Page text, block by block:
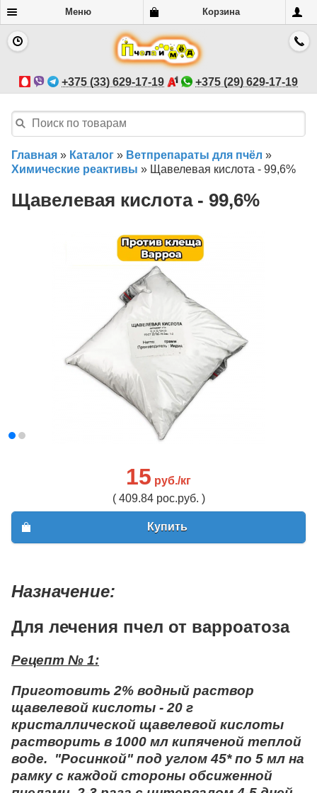
Меню Корзина
+375 (33) 629-17-19 +375 (29) 629-17-19
Главная » Каталог » Ветпрепараты для пчёл »
Химические реактивы » Щавелевая кислота - 99,6%
Щавелевая кислота - 99,6%
15 руб./кг
( 409.84 рос.руб. )
Купить
Назначение:
Для лечения пчел от варроатоза
Рецепт № 1:
Приготовить 2% водный раствор
щавелевой кислоты - 20 г
кристаллической щавелевой кислоты
растворить в 1000 мл кипяченой теплой
воде. "Росинкой" под углом 45* по 5 мл на
рамку с каждой стороны обсиженной